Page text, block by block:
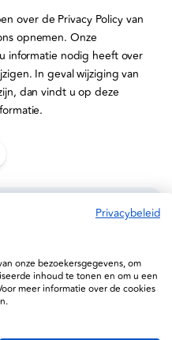
over de Privacy Policy van
opnemen. Onze
informatie nodig heeft over
In geval wijziging van
dan vindt u op deze
© 2026
Privacybeleid
onze bezoekersgegevens, om
inhoud te tonen en om u een
meer informatie over de cookies